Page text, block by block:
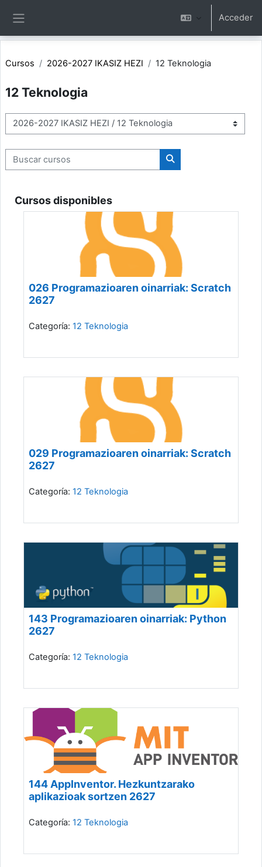
Acceder
Cursos 2026-2027 IKASIZ HEZI 12 Teknologia
12 Teknologia
Categorías
Buscar cursos
Buscar cursos
Cursos disponibles
026 Programazioaren oinarriak: Scratch
2627
Categoría: 12 Teknologia
029 Programazioaren oinarriak: Scratch
2627
Categoría: 12 Teknologia
143 Programazioaren oinarriak: Python
2627
Categoría: 12 Teknologia
144 AppInventor. Hezkuntzarako
aplikazioak sortzen 2627
Categoría: 12 Teknologia